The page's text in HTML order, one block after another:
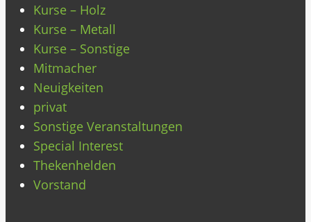
Kurse – Holz
Kurse – Metall
Kurse – Sonstige
Mitmacher
Neuigkeiten
privat
Sonstige Veranstaltungen
Special Interest
Thekenhelden
Vorstand